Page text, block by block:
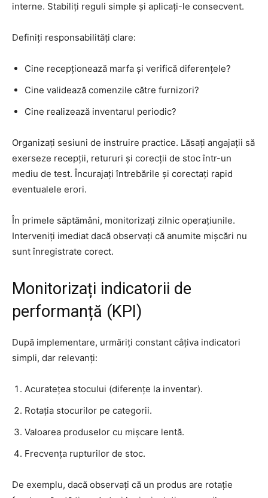
interne. Stabiliți reguli simple și aplicați-le consecvent.
Definiți responsabilități clare:
Cine recepționează marfa și verifică diferențele?
Cine validează comenzile către furnizori?
Cine realizează inventarul periodic?
Organizați sesiuni de instruire practice. Lăsați angajații să
exerseze recepții, retururi și corecții de stoc într-un
mediu de test. Încurajați întrebările și corectați rapid
eventualele erori.
În primele săptămâni, monitorizați zilnic operațiunile.
Interveniți imediat dacă observați că anumite mișcări nu
sunt înregistrate corect.
Monitorizați indicatorii de
performanță (KPI)
După implementare, urmăriți constant câțiva indicatori
simpli, dar relevanți:
Acuratețea stocului (diferențe la inventar).
Rotația stocurilor pe categorii.
Valoarea produselor cu mișcare lentă.
Frecvența rupturilor de stoc.
De exemplu, dacă observați că un produs are rotație